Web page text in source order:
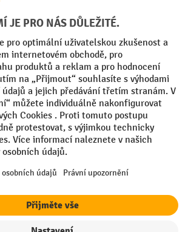
osobních údajů
osobních údajů
shipping costsand possible delivery charges,
zásob. Sleva se nevztahuje na akční ceny.